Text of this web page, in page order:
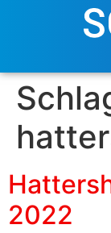
2022